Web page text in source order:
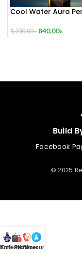
Cool Water Aura
1,200.00৳ 840.00৳
Build
Facebook
© 2025
mL Perfumes
Hotline
Account